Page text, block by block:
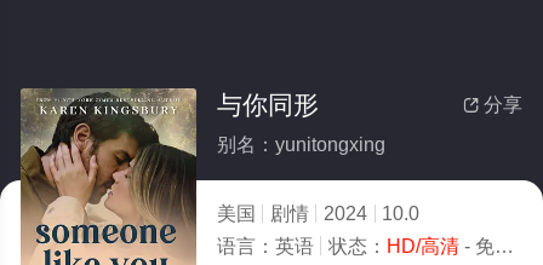
 分享
与你同形
别名：yunitongxing
美国 剧情 2024
10.0
语言： 英语 状态： HD/高清- 免费在线观看